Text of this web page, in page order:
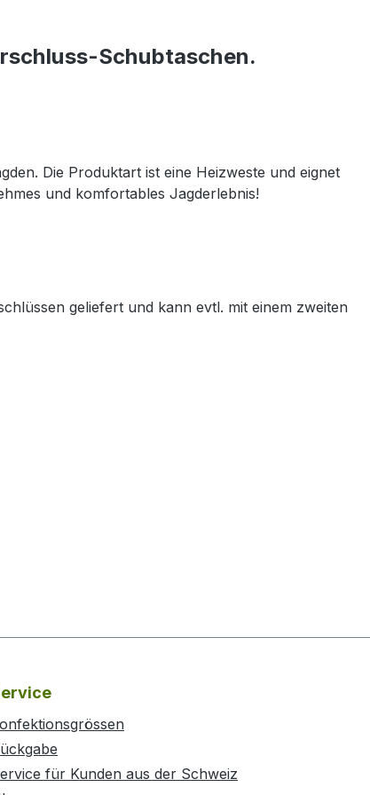
Schubtaschen.
Die Produktart ist eine Heizweste und eignet
und komfortables Jagderlebnis!
geliefert und kann evtl. mit einem zweiten
für Kunden aus der Schweiz